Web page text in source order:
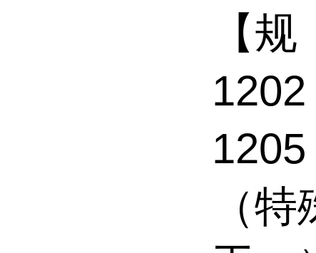
【
（